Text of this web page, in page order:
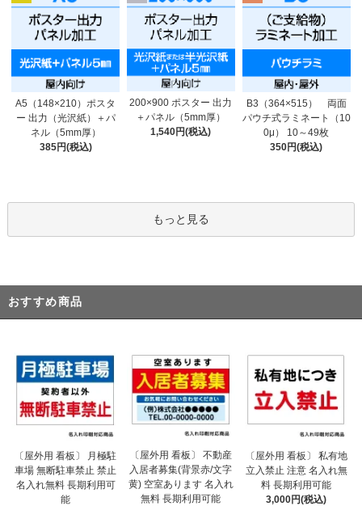
A5（148×210）ポスタ
ー 出力（光沢紙）＋パ
ネル（5mm厚）
385円(税込)
200×900 ポスター 出力
＋パネル（5mm厚）
1,540円(税込)
B3（364×515） 両面
パウチ式ラミネート（10
0μ） 10～49枚
350円(税込)
もっと見る
おすすめ商品
〔屋外用 看板〕 月極駐
車場 無断駐車禁止 禁止
名入れ無料 長期利用可
能
〔屋外用 看板〕 不動産
入居者募集(背景赤/文字
黄) 空室あります 名入れ
無料 長期利用可能
〔屋外用 看板〕 私有地
立入禁止 注意 名入れ無
料 長期利用可能
3,000円(税込)